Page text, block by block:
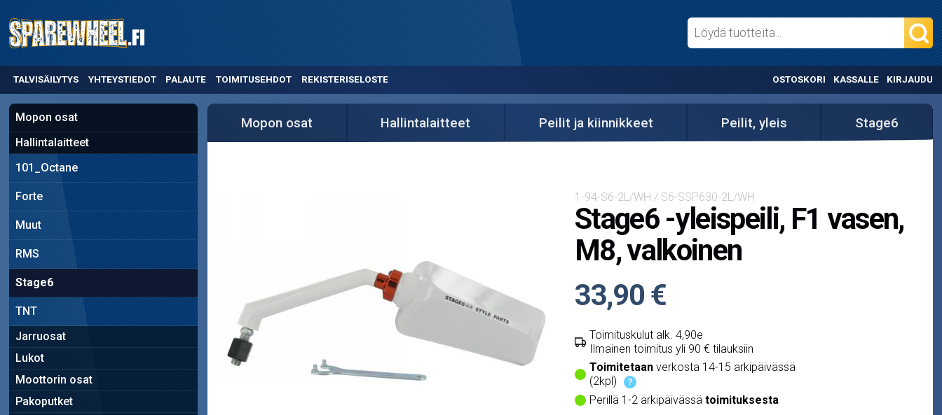
TALVISÄILYTYS YHTEYSTIEDOT PALAUTE TOIMITUSEHDOT REKISTERISELOSTE OSTOSKORI KASSALLE KIRJAUDU
Mopon osat
Hallintalaitteet
101_Octane
Forte
Muut
RMS
Stage6
TNT
Jarruosat
Lukot
Moottorin osat
Pakoputket
Mopon osat Hallintalaitteet Peilit ja kiinnikkeet Peilit, yleis Stage6
1-94-S6-2L/WH / S6-SSP630-2L/WH
Stage6 -yleispeili, F1 vasen,
M8, valkoinen
33,90 €
Toimituskulut alk. 4,90e
Ilmainen toimitus yli 90 € tilauksiin
Toimitetaanverkosta 14-15 arkipäivässä
(2kpl)
?
Perillä 1-2 arkipäivässä toimituksesta